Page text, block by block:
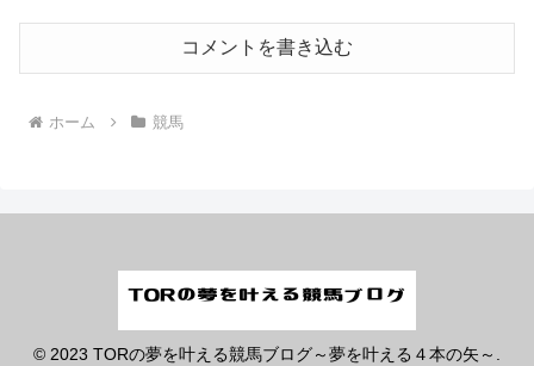
コメントを書き込む
ホーム 競馬
© 2023 TORの夢を叶える競馬ブログ～夢を叶える４本の矢～.